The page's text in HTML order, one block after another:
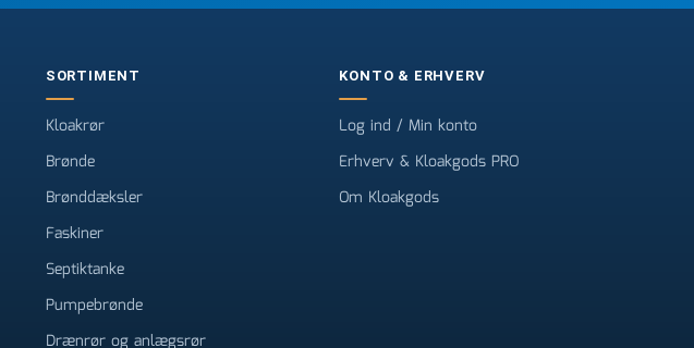
SORTIMENT
Kloakrør
Brønde
Brønddæksler
Faskiner
Septiktanke
Pumpebrønde
Drænrør og anlægsrør
KONTO & ERHVERV
Log ind / Min konto
Erhverv & Kloakgods PRO
Om Kloakgods